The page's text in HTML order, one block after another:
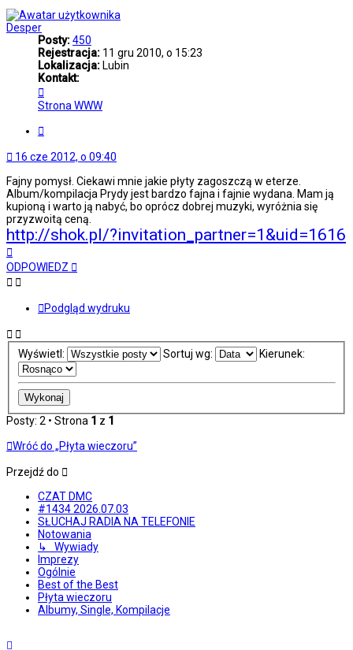
Desper
Posty:450
Rejestracja: 11 gru 2010, o 15:23
Lokalizacja: Lubin
Kontakt:
się
z
Strona WWW
16 cze 2012, o 09:40
Fajny pomysł. Ciekawi mnie jakie płyty zagoszczą w eterze.
Album/kompilacja Prydy jest bardzo fajna i fajnie wydana. Mam ją
kupioną i warto ją nabyć, bo oprócz dobrej muzyki, wyróżnia się
przyzwoitą ceną.
http://shok.pl/?invitation_partner=1&uid=1616
górę
ODPOWIEDZ
Podgląd wydruku
Wyświetl: Sortuj wg: Kierunek:
Posty: 2 • Strona 1 z 1
Wróć do „Płyta wieczoru”
Przejdź do
CZAT DMC
#1434 2026.07.03
SŁUCHAJ RADIA NA TELEFONIE
Notowania
↳ Wywiady
Imprezy
Ogólnie
Best of the Best
Płyta wieczoru
Albumy, Single, Kompilacje